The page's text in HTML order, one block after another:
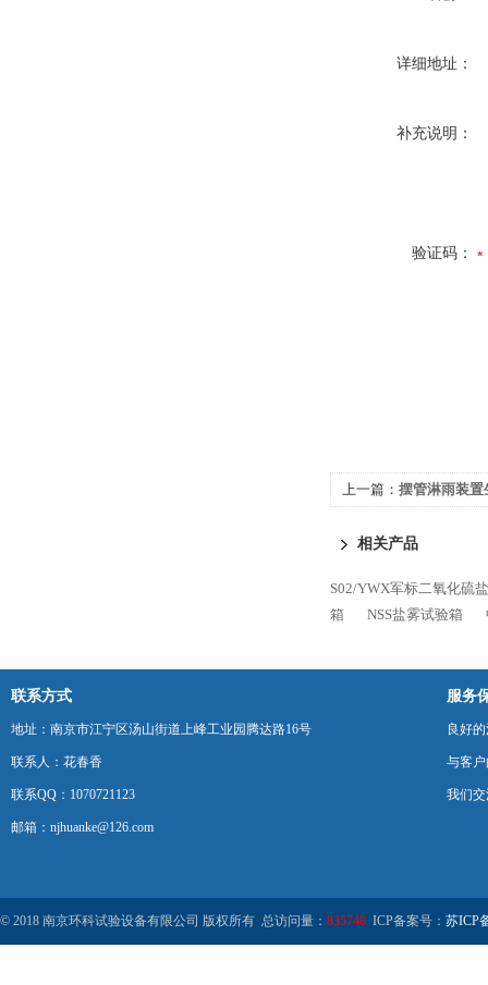
详细地址：
补充说明：
验证码：
上一篇： 摆管淋雨装置
相关产品
S02/YWX军标二氧化硫
箱
NSS盐雾试验箱
联系方式
地址：南京市江宁区汤山街道上峰工业园腾达路16号
联系人：花春香
联系QQ：1070721123
邮箱：njhuanke@126.com
服务
良好
与客
我们
© 2018 南京环科试验设备有限公司 版权所有 总访问量： 835748 ICP备案号： 苏ICP